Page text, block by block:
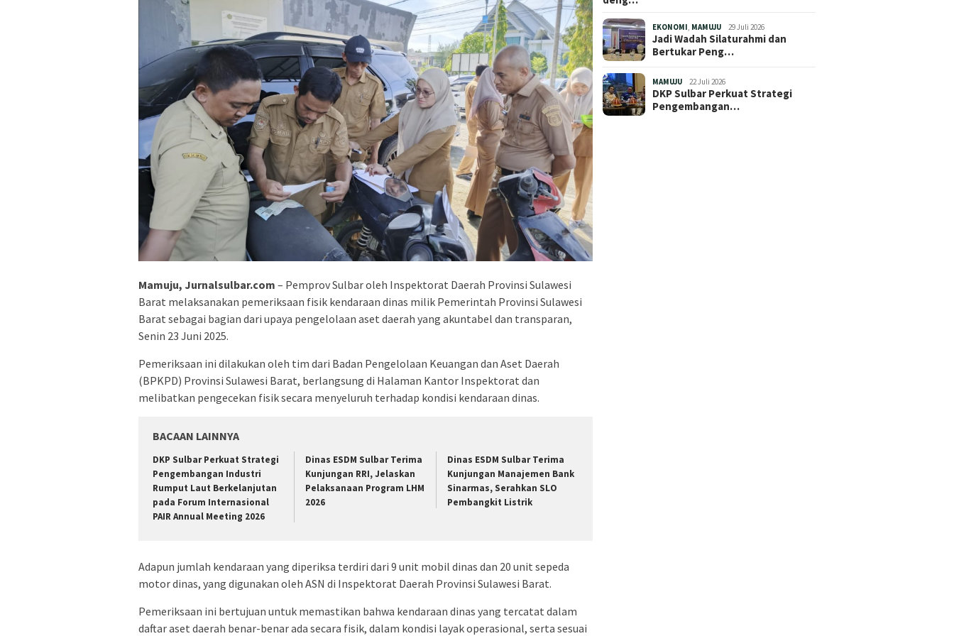
Mamuju, Jurnalsulbar.com – Pemprov Sulbar oleh Inspektorat Daerah Provinsi Sulawesi
Barat melaksanakan pemeriksaan fisik kendaraan dinas milik Pemerintah Provinsi Sulawesi
Barat sebagai bagian dari upaya pengelolaan aset daerah yang akuntabel dan transparan,
Senin 23 Juni 2025.
Pemeriksaan ini dilakukan oleh tim dari Badan Pengelolaan Keuangan dan Aset Daerah
(BPKPD) Provinsi Sulawesi Barat, berlangsung di Halaman Kantor Inspektorat dan
melibatkan pengecekan fisik secara menyeluruh terhadap kondisi kendaraan dinas.
BACAAN LAINNYA
DKP Sulbar Perkuat Strategi
Pengembangan Industri
Rumput Laut Berkelanjutan
pada Forum Internasional
PAIR Annual Meeting 2026
Dinas ESDM Sulbar Terima
Kunjungan RRI, Jelaskan
Pelaksanaan Program LHM
2026
Dinas ESDM Sulbar Terima
Kunjungan Manajemen Bank
Sinarmas, Serahkan SLO
Pembangkit Listrik
Adapun jumlah kendaraan yang diperiksa terdiri dari 9 unit mobil dinas dan 20 unit sepeda
motor dinas, yang digunakan oleh ASN di Inspektorat Daerah Provinsi Sulawesi Barat.
Pemeriksaan ini bertujuan untuk memastikan bahwa kendaraan dinas yang tercatat dalam
daftar aset daerah benar-benar ada secara fisik, dalam kondisi layak operasional, serta sesuai
EKONOMI MAMUJU 29 Juli 2026
Jadi Wadah Silaturahmi dan
Bertukar Peng…
MAMUJU 22 Juli 2026
DKP Sulbar Perkuat Strategi
Pengembangan…